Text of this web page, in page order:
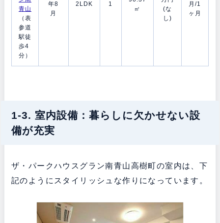
青山
（表
参道
駅徒
歩4
分）
年8
月
2LDK 1
㎡
(な
し)
月/1
ヶ月
1-3. 室内設備：暮らしに欠かせない設
備が充実
ザ・パークハウスグラン南青山高樹町の室内は、下
記のようにスタイリッシュな作りになっています。